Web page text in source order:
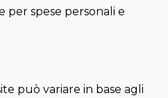
per spese personali e
può variare in base agli